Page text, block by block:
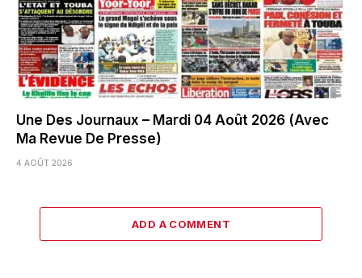
Une Des Journaux – Mardi 04 Août 2026 (Avec
Ma Revue De Presse)
4 AOÛT 2026
ADD A COMMENT